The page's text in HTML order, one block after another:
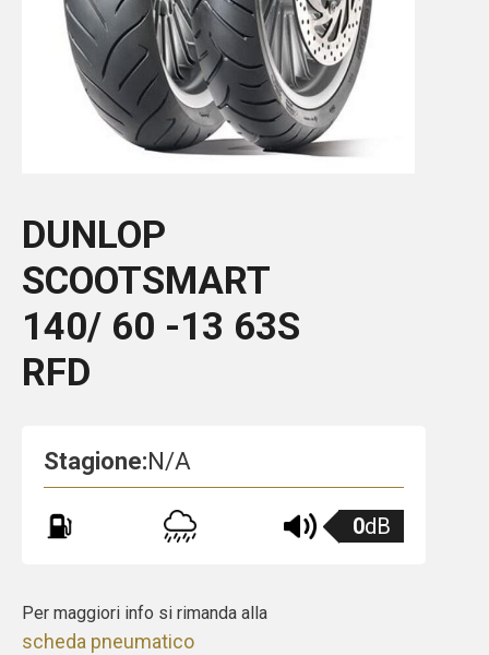
DUNLOP
SCOOTSMART
140/ 60 -13 63S
RFD
Stagione:N/A
0dB
Per maggiori info si rimanda alla
scheda pneumatico